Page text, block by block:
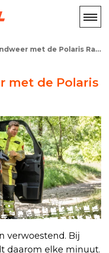
Als de brandweer met de Polaris Ranger
met de Polaris
verwoestend. Bij
daarom elke minuut.